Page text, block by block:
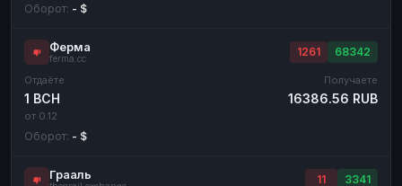
Оборот: - $
Ферма
ferma.cc
1261 68342
Отдаёте
1 BCH
от 0.12
Получаете
16386.56 RUB
Оборот: - $
Грааль 11 3341